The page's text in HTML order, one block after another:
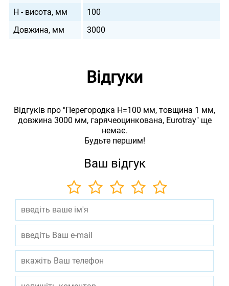
H - висота, мм
100
Довжина, мм
3000
Відгуки
Відгуків про "Перегородка Н=100 мм, товщина 1 мм,
довжина 3000 мм, гарячеоцинкована, Eurotray" ще
немає.
Будьте першим!
Ваш відгук